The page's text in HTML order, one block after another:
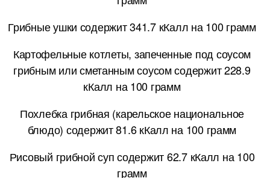
Грибные ушки содержит 341.7 кКалл на 100 грамм
Картофельные котлеты, запеченные под соусом
грибным или сметанным соусом содержит 228.9
кКалл на 100 грамм
Похлебка грибная (карельское национальное
блюдо) содержит 81.6 кКалл на 100 грамм
Рисовый грибной суп содержит 62.7 кКалл на 100
грамм